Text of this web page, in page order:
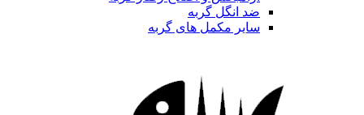
ضد انگل گربه
سایر مکمل های گربه